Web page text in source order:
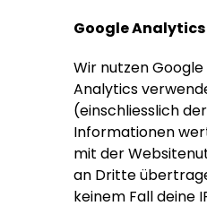
Google Analytics
Wir nutzen
Analytics
(einschliesslich
Informationen
mit der
an Dritte
keinem Fall deine